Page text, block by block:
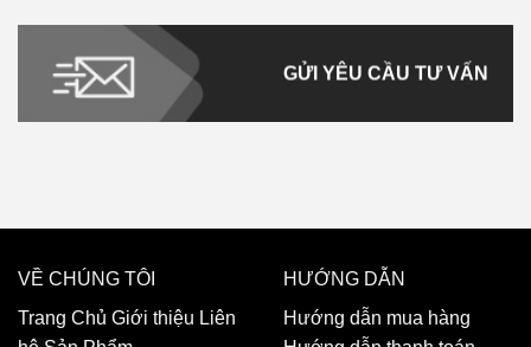
GỬI YÊU CẦU TƯ VẤN
VỀ CHÚNG TÔI
Trang Chủ Giới thiệu Liên
HƯỚNG DẪN
Hướng dẫn mua hàng